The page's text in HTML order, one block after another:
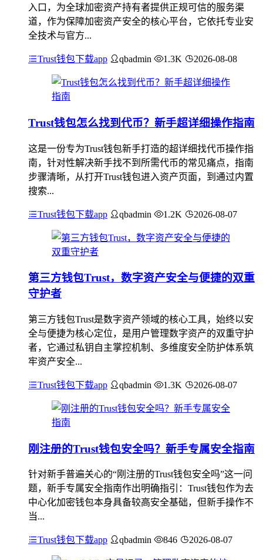
入口，为全球加密资产持有者提供正规可信的服务渠
道，作为保障加密资产安全的核心平台，它依托专业安
全技术与官方...
Trust钱包下载app qbadmin 1.3K 2026-08-08
Trust钱包怎么找到代币？新手超详细操作指南
这是一份专为Trust钱包新手打造的超详细找代币操作指
南，针对性解决新手找不到所需代币的常见痛点，指南
步骤清晰，从打开Trust钱包进入资产页面，到通过内置
搜索...
Trust钱包下载app qbadmin 1.2K 2026-08-07
第三方钱包Trust，数字资产安全与便捷的双重
守护者
第三方钱包Trust是数字资产领域的核心工具，始终以安
全与便捷为核心定位，是用户管理数字资产的双重守护
者，它通过私钥自主掌控机制、多维度安全防护体系筑
牢资产安全...
Trust钱包下载app qbadmin 1.3K 2026-08-07
刚注册的Trust钱包安全吗？新手专属安全指南
针对新手普遍关心的“刚注册的Trust钱包安全吗”这一问
题，新手专属安全指南作出明确指引：Trust钱包作为去
中心化加密钱包本身具备较高安全基础，但新手操作不
当...
Trust钱包下载app qbadmin 846 2026-08-07